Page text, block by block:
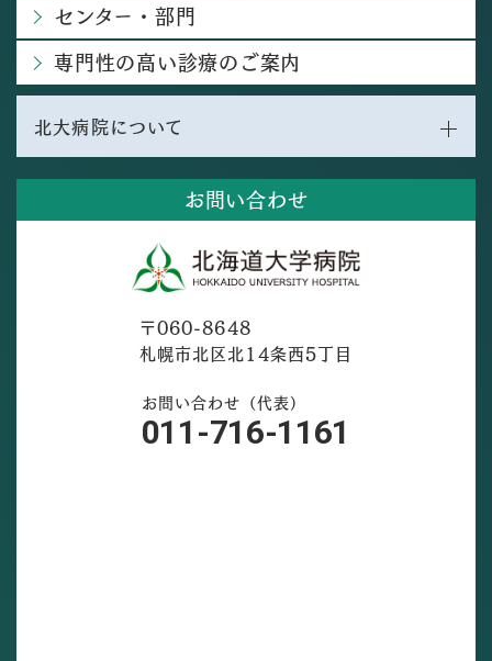
お問い合わせ
〒060-8648
札幌市北区北14条西5丁目
お問い合わせ（代表）
011-716-1161
センター・部門
専門性の高い診療のご案内
北大病院について